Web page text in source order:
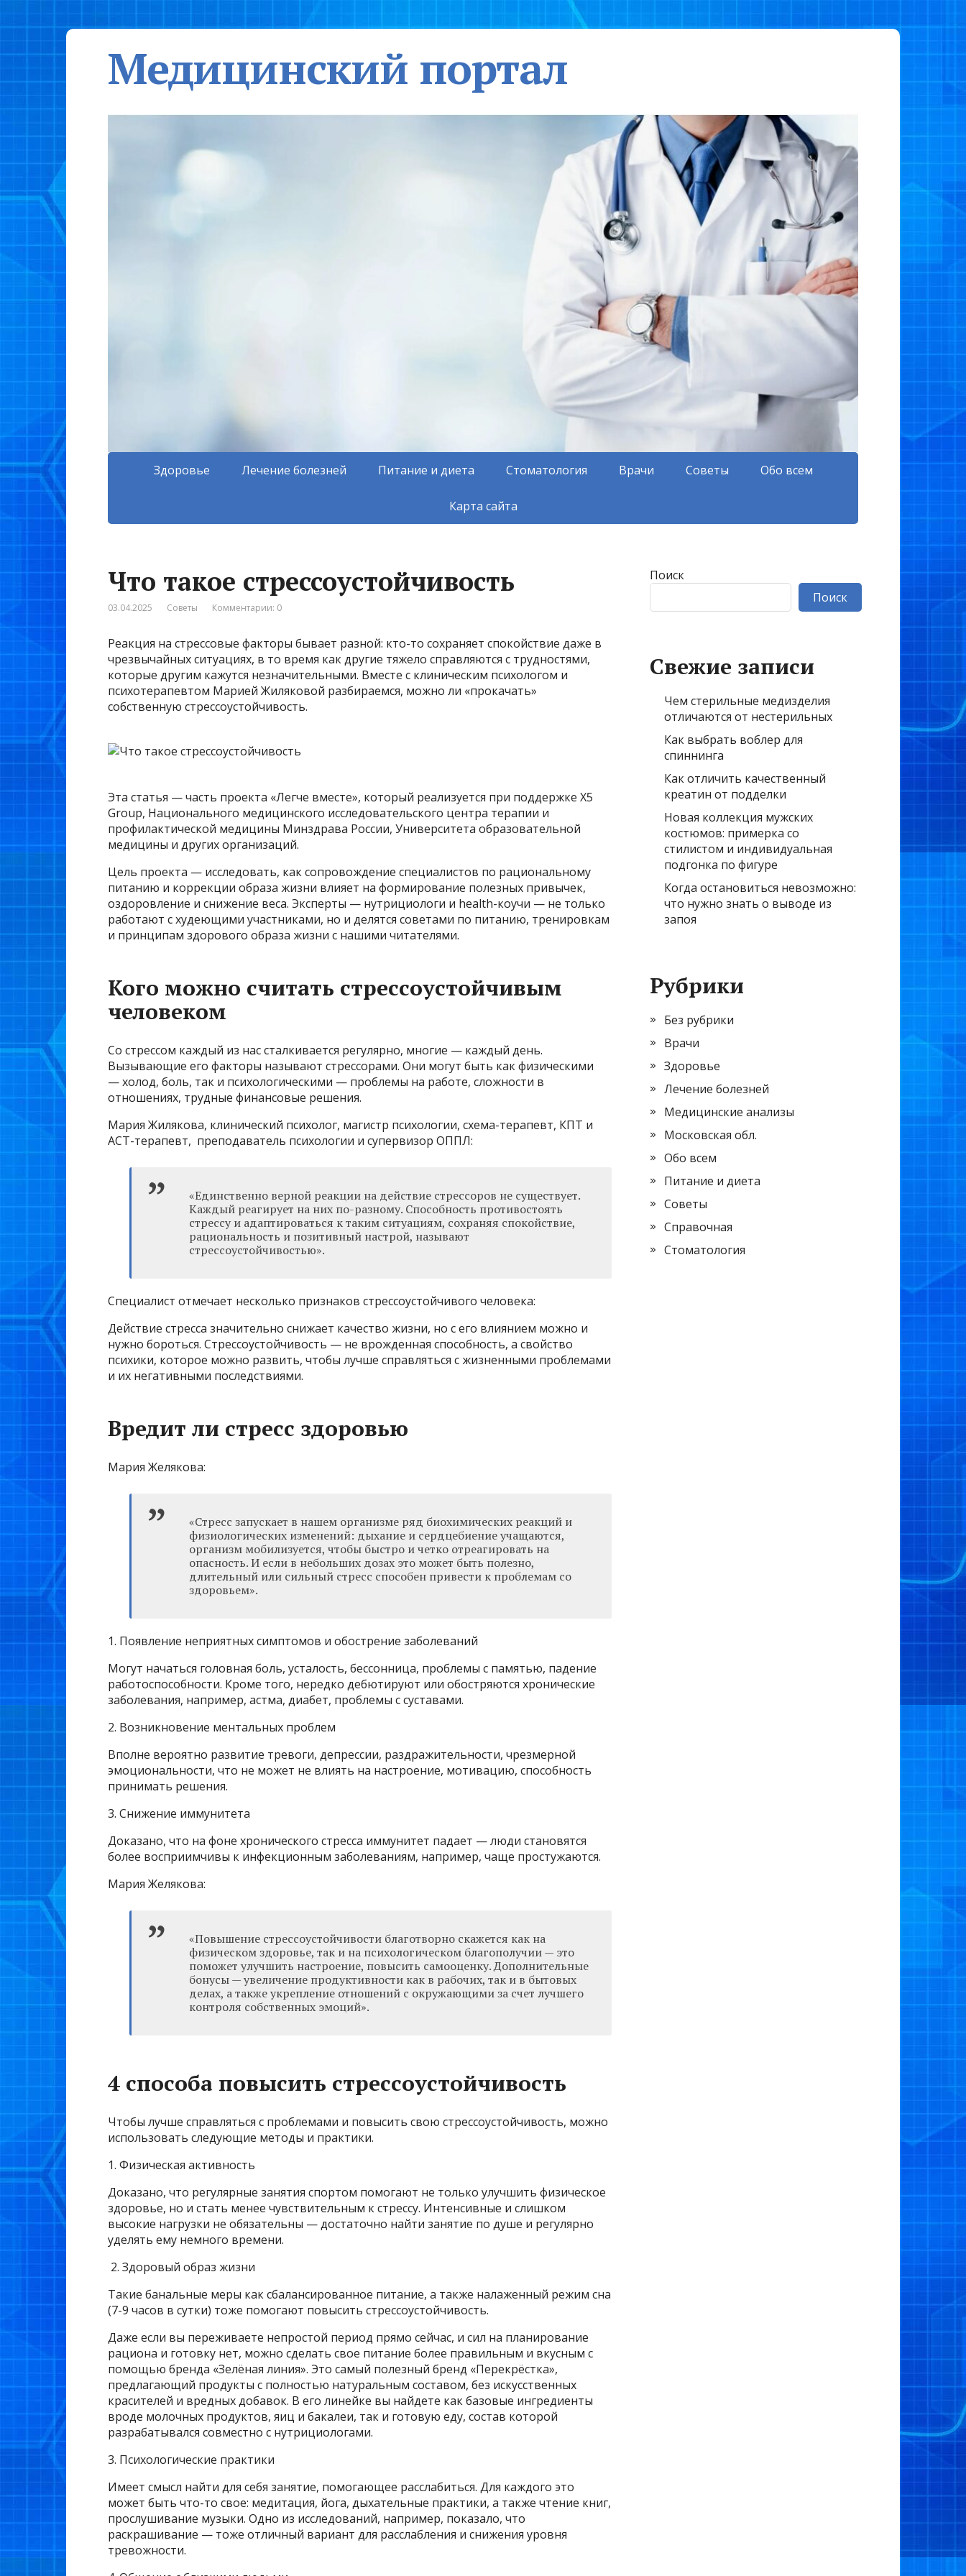
Медицинский портал
Здоровье Лечение болезней Питание и диета Стоматология Врачи Советы Обо всем
Карта сайта
Что такое стрессоустойчивость
03.04.2025 Советы Комментарии: 0
Реакция на стрессовые факторы бывает разной: кто-то сохраняет спокойствие даже в
чрезвычайных ситуациях, в то время как другие тяжело справляются с трудностями,
которые другим кажутся незначительными. Вместе с клиническим психологом и
психотерапевтом Марией Жиляковой разбираемся, можно ли «прокачать»
собственную стрессоустойчивость.
Эта статья — часть проекта «Легче вместе», который реализуется при поддержке X5
Group, Национального медицинского исследовательского центра терапии и
профилактической медицины Минздрава России, Университета образовательной
медицины и других организаций.
Цель проекта — исследовать, как сопровождение специалистов по рациональному
питанию и коррекции образа жизни влияет на формирование полезных привычек,
оздоровление и снижение веса. Эксперты — нутрициологи и health-коучи — не только
работают с худеющими участниками, но и делятся советами по питанию, тренировкам
и принципам здорового образа жизни с нашими читателями.
Кого можно считать стрессоустойчивым
человеком
Со стрессом каждый из нас сталкивается регулярно, многие — каждый день.
Вызывающие его факторы называют стрессорами. Они могут быть как физическими
— холод, боль, так и психологическими — проблемы на работе, сложности в
отношениях, трудные финансовые решения.
Мария Жилякова, клинический психолог, магистр психологии, схема-терапевт, КПТ и
АСТ-терапевт, преподаватель психологии и супервизор ОППЛ:
«Единственно верной реакции на действие стрессоров не существует.
Каждый реагирует на них по-разному. Способность противостоять
стрессу и адаптироваться к таким ситуациям, сохраняя спокойствие,
рациональность и позитивный настрой, называют
стрессоустойчивостью».
Специалист отмечает несколько признаков стрессоустойчивого человека:
Действие стресса значительно снижает качество жизни, но с его влиянием можно и
нужно бороться. Стрессоустойчивость — не врожденная способность, а свойство
психики, которое можно развить, чтобы лучше справляться с жизненными проблемами
и их негативными последствиями.
Вредит ли стресс здоровью
Мария Желякова:
«Стресс запускает в нашем организме ряд биохимических реакций и
физиологических изменений: дыхание и сердцебиение учащаются,
организм мобилизуется, чтобы быстро и четко отреагировать на
опасность. И если в небольших дозах это может быть полезно,
длительный или сильный стресс способен привести к проблемам со
здоровьем».
1. Появление неприятных симптомов и обострение заболеваний
Могут начаться головная боль, усталость, бессонница, проблемы с памятью, падение
работоспособности. Кроме того, нередко дебютируют или обостряются хронические
заболевания, например, астма, диабет, проблемы с суставами.
2. Возникновение ментальных проблем
Вполне вероятно развитие тревоги, депрессии, раздражительности, чрезмерной
эмоциональности, что не может не влиять на настроение, мотивацию, способность
принимать решения.
3. Снижение иммунитета
Доказано, что на фоне хронического стресса иммунитет падает — люди становятся
более восприимчивы к инфекционным заболеваниям, например, чаще простужаются.
Мария Желякова:
«Повышение стрессоустойчивости благотворно скажется как на
физическом здоровье, так и на психологическом благополучии — это
поможет улучшить настроение, повысить самооценку. Дополнительные
бонусы — увеличение продуктивности как в рабочих, так и в бытовых
делах, а также укрепление отношений с окружающими за счет лучшего
контроля собственных эмоций».
4 способа повысить стрессоустойчивость
Чтобы лучше справляться с проблемами и повысить свою стрессоустойчивость, можно
использовать следующие методы и практики.
1. Физическая активность
Доказано, что регулярные занятия спортом помогают не только улучшить физическое
здоровье, но и стать менее чувствительным к стрессу. Интенсивные и слишком
высокие нагрузки не обязательны — достаточно найти занятие по душе и регулярно
уделять ему немного времени.
2. Здоровый образ жизни
Такие банальные меры как сбалансированное питание, а также налаженный режим сна
(7-9 часов в сутки) тоже помогают повысить стрессоустойчивость.
Даже если вы переживаете непростой период прямо сейчас, и сил на планирование
рациона и готовку нет, можно сделать свое питание более правильным и вкусным с
помощью бренда «Зелёная линия». Это самый полезный бренд «Перекрёстка»,
предлагающий продукты с полностью натуральным составом, без искусственных
красителей и вредных добавок. В его линейке вы найдете как базовые ингредиенты
вроде молочных продуктов, яиц и бакалеи, так и готовую еду, состав которой
разрабатывался совместно с нутрициологами.
3. Психологические практики
Имеет смысл найти для себя занятие, помогающее расслабиться. Для каждого это
может быть что-то свое: медитация, йога, дыхательные практики, а также чтение книг,
прослушивание музыки. Одно из исследований, например, показало, что
раскрашивание — тоже отличный вариант для расслабления и снижения уровня
тревожности.
Поиск
Поиск
Свежие записи
Чем стерильные медизделия
отличаются от нестерильных
Как выбрать воблер для
спиннинга
Как отличить качественный
креатин от подделки
Новая коллекция мужских
костюмов: примерка со
стилистом и индивидуальная
подгонка по фигуре
Когда остановиться невозможно:
что нужно знать о выводе из
запоя
Рубрики
Без рубрики
Врачи
Здоровье
Лечение болезней
Медицинские анализы
Московская обл.
Обо всем
Питание и диета
Советы
Справочная
Стоматология